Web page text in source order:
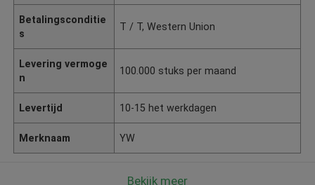
Betalingsconditie
s
T / T, Western Union
Levering vermoge
n
100.000 stuks per maand
Levertijd 10-15 het werkdagen
Merknaam YW
Bekijk meer